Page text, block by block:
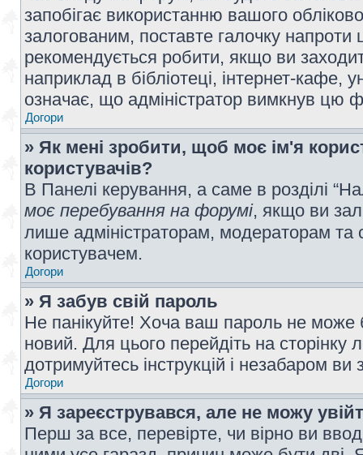
запобігає використанню вашого
залогованим, поставте галочку
рекомендується робити, якщо ви
наприклад в бібліотеці, інтернет-кафе,
означає, що адміністратор вимкнув цю
Догори
» Як мені зробити, щоб моє ім'я
користувачів?
В Панелі керування, а саме в розділі
моє перебування на форумі, якщо ви
лише адміністраторам, модераторам
користувачем.
Догори
» Я забув свій пароль
Не панікуйте! Хоча ваш пароль не може
новий. Для цього перейдіть на сторінку
дотримуйтесь інструкцій і незабаром
Догори
» Я зареєструвався, але не можу
Перш за все, перевірте, чи вірно ви